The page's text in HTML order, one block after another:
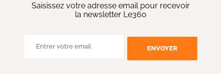
Saisissez votre adresse email pour recevoir
la newsletter Le360
ENVOYER